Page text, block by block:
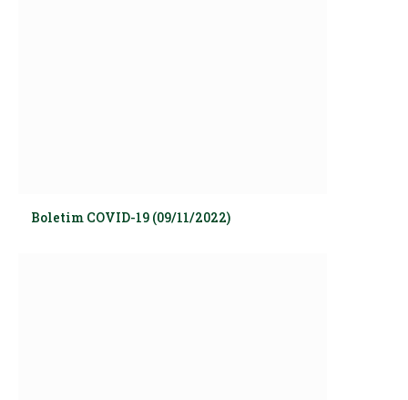
Boletim COVID-19 (09/11/2022)